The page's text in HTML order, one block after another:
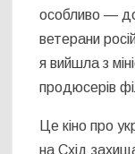
особливо —
ветерани
я вийшла з
продюсерів
Це кіно про
на Схід